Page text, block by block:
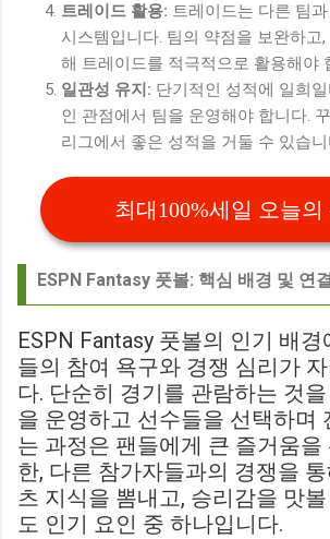
트레이드 활용: 트레이드는 다른 팀
시스템입니다. 팀의 약점을 보완하고,
해 트레이드를 적극적으로 활용해야
일관성 유지: 단기적인 성적에 일희
인 관점에서 팀을 운영해야 합니다.
리그에서 좋은 성적을 거둘 수 있습니
최대100%세일 오늘의
ESPN Fantasy 풋볼: 핵심 배경 및 연
ESPN Fantasy 풋볼의 인기 배
들의 참여 욕구와 경쟁 심리가
다. 단순히 경기를 관람하는 것
을 운영하고 선수들을 선택하며
는 과정은 팬들에게 큰 즐거움을
한, 다른 참가자들과의 경쟁을
츠 지식을 뽐내고, 승리감을 맛
도 인기 요인 중 하나입니다.